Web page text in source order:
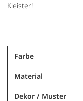
Kleister!
Farbe
Material
Dekor / Muster